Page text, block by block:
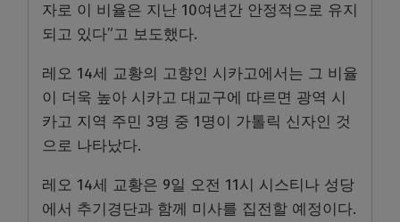
자로 이 비율은 지난 10여년간 안정적으로 유지
되고 있다”고 보도했다.
레오 14세 교황의 고향인 시카고에서는 그 비율
이 더욱 높아 시카고 대교구에 따르면 광역 시
카고 지역 주민 3명 중 1명이 가톨릭 신자인 것
으로 나타났다.
레오 14세 교황은 9일 오전 11시 시스티나 성당
에서 추기경단과 함께 미사를 집전할 예정이다.